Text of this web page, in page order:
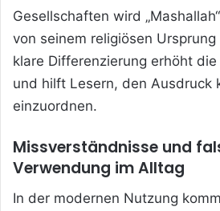
Gesellschaften wird
von seinem religiösen
klare Differenzierung erhöht
und hilft Lesern, den Ausdruck
einzuordnen.
Missverständnisse und
Verwendung im Alltag
In der modernen Nutzung